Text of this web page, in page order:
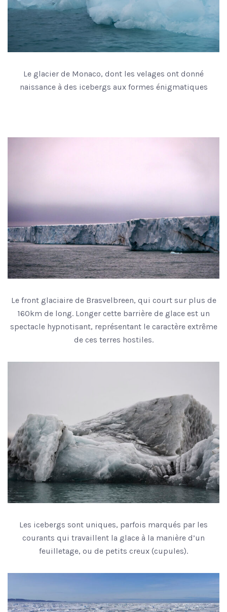
Le glacier de Monaco, dont les velages ont donné
naissance à des icebergs aux formes énigmatiques
Le front glaciaire de Brasvelbreen, qui court sur plus de
160km de long. Longer cette barrière de glace est un
spectacle hypnotisant, représentant le caractère extrême
de ces terres hostiles.
Les icebergs sont uniques, parfois marqués par les
courants qui travaillent la glace à la manière d’un
feuilletage, ou de petits creux (cupules).